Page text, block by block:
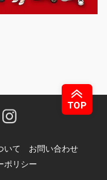
いて
お問い合わせ
ポリシー